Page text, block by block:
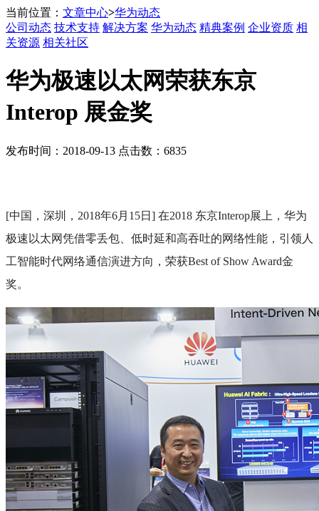
当前位置： 文章中心>华为动态
公司动态 技术支持 解决方案 华为动态 精典案例 企业资质 相
关资源 相关社区
华为极速以太网荣获东京
Interop 展金奖
发布时间：2018-09-13 点击数：6835
[中国，深圳，2018年6月15日] 在2018 东京Interop展上，华为
极速以太网凭借零丢包、低时延和高吞吐的网络性能，引领人
工智能时代网络通信演进方向，荣获Best of Show Award金
奖。